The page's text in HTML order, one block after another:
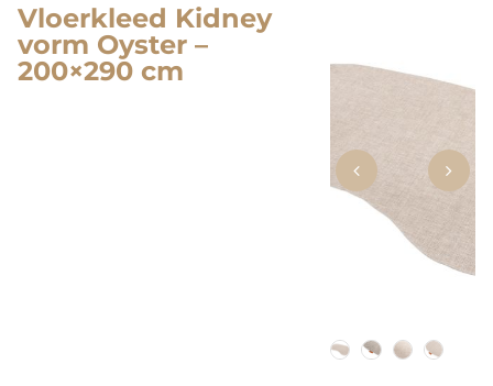
Vloerkleed Kidney
vorm Oyster –
200×290 cm